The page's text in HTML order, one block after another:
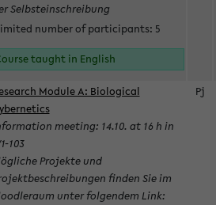
Selbsteinschreibung
number of participants: 5
taught in English
Module A: Biological
meeting: 14.10. at 16 h in
103
Projekte und
finden Sie im
unter folgendem Link:
Pj